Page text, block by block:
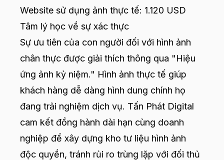
Website sử dụng ảnh thực tế: 1.120 USD
Tâm lý học về sự xác thực
Sự ưu tiên của con người đối với hình ảnh
chân thực được giải thích thông qua "Hiệu
ứng ảnh kỷ niệm." Hình ảnh thực tế giúp
khách hàng dễ dàng hình dung chính họ
đang trải nghiệm dịch vụ. Tấn Phát Digital
cam kết đồng hành dài hạn cùng doanh
nghiệp để xây dựng kho tư liệu hình ảnh
độc quyền, tránh rủi ro trùng lặp với đối thủ